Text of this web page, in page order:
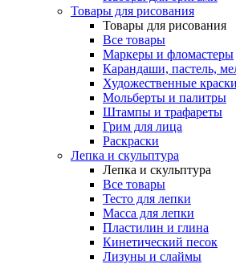
Товары для рисования
Товары для рисования
Все товары
Маркеры и фломастеры
Карандаши, пастель,
Художественные краски
Мольберты и палитры
Штампы и трафареты
Грим для лица
Раскраски
Лепка и скульптура
Лепка и скульптура
Все товары
Тесто для лепки
Масса для лепки
Пластилин и глина
Кинетический песок
Лизуны и слаймы